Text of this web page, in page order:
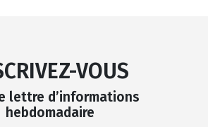
VOUS
lettre d’informations
hebdomadaire